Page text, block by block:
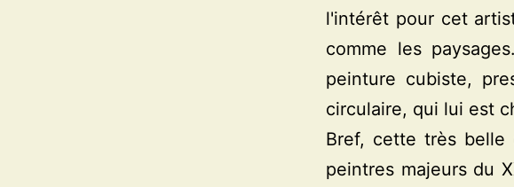
l'intérêt pour cet
comme les
peinture cubiste,
circulaire, qui lui est
Bref, cette très belle
peintres majeurs du